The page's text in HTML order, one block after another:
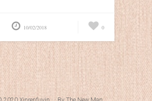
10/02/2018 0